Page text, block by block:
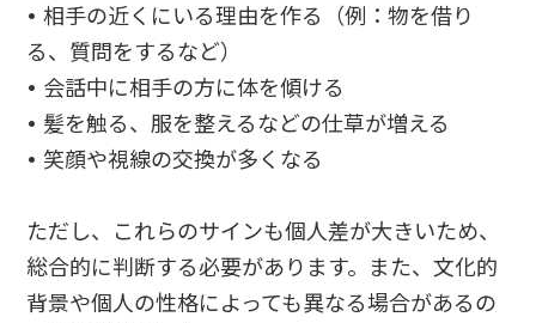
• 相手の近くにいる理由を作る（例：物を借り
る、質問をするなど）
• 会話中に相手の方に体を傾ける
• 髪を触る、服を整えるなどの仕草が増える
• 笑顔や視線の交換が多くなる
ただし、これらのサインも個人差が大きいため、
総合的に判断する必要があります。また、文化的
背景や個人の性格によっても異なる場合があるの